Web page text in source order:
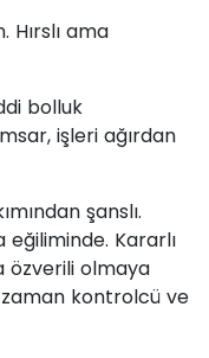
Hırslı ama
bolluk
işleri ağırdan
şanslı.
Kararlı
özverili olmaya
zaman kontrolcü ve